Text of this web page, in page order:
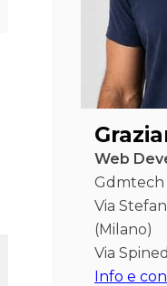
Web
Gdmtech
Via
(Milano)
Via
Info e